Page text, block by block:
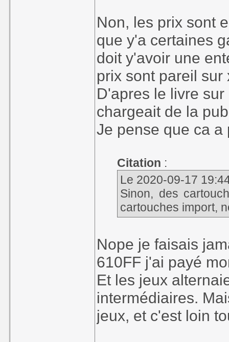
Non, les prix sont
que y'a certaines
doit y'avoir une
prix sont pareil sur
D'apres le livre
chargeait de la
Je pense que ca
Citation :
Le 2020-09-17
Sinon, des
cartouches import,
Nope je faisais
610FF j'ai payé
Et les jeux
intermédiaires.
jeux, et c'est loin